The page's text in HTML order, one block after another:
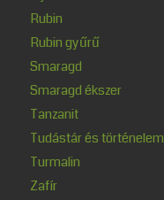
Rubin
Rubin gyűrű
Smaragd
Smaragd ékszer
Tanzanit
Tudástár és történelem
Turmalin
Zafír